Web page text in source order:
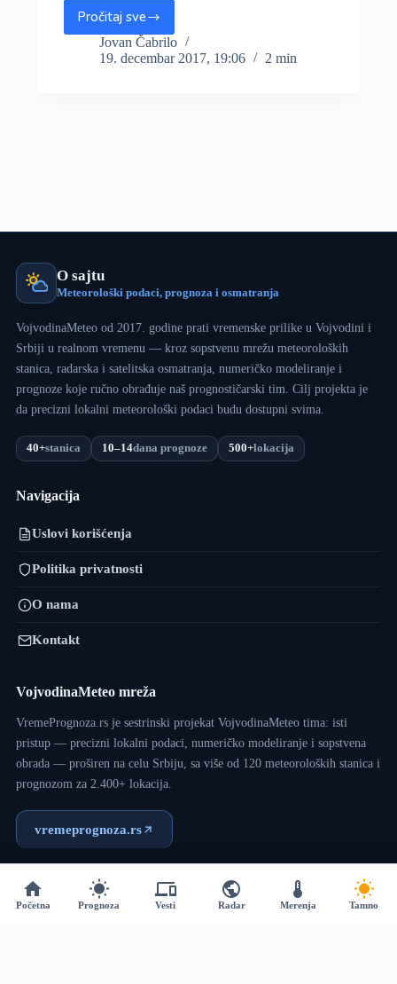
Pročitaj sve
Hladno
i
suvo
do
Jovan Čabrilo
19. decembar 2017, 19:06
2 min
O sajtu
Meteorološki podaci, prognoza i osmatranja
VojvodinaMeteo od 2017. godine prati vremenske prilike u Vojvodini i
Srbiji u realnom vremenu — kroz sopstvenu mrežu meteoroloških
stanica, radarska i satelitska osmatranja, numeričko modeliranje i
prognoze koje ručno obrađuje naš prognostičarski tim. Cilj projekta je
da precizni lokalni meteorološki podaci budu dostupni svima.
40+stanica 10–14dana prognoze 500+lokacija
Navigacija
Uslovi korišćenja
Politika privatnosti
O nama
Kontakt
VojvodinaMeteo mreža
VremePrognoza.rs je sestrinski projekat VojvodinaMeteo tima: isti
pristup — precizni lokalni podaci, numeričko modeliranje i sopstvena
obrada — proširen na celu Srbiju, sa više od 120 meteoroloških stanica i
prognozom za 2.400+ lokacija.
vremeprognoza.rs
Copyright © 2017 - 2026 - VojvodinaMeteo - Dizajn:VM
Početna Prognoza Vesti Radar Merenja Tamno